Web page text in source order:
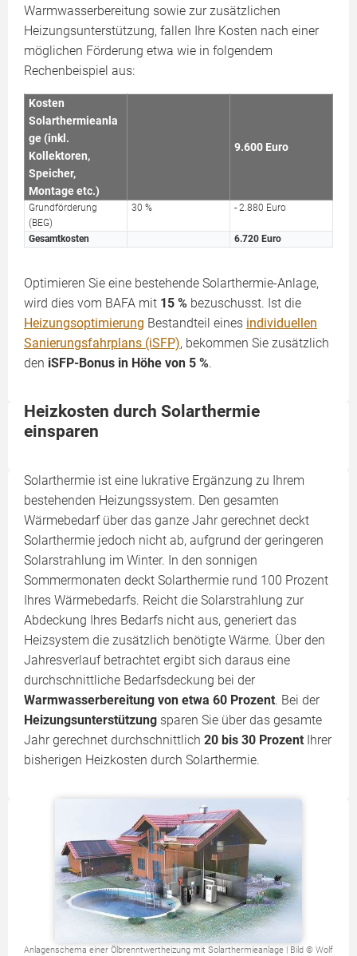
Warmwasserbereitung sowie zur zusätzlichen
Heizungsunterstützung, fallen Ihre Kosten nach einer
möglichen Förderung etwa wie in folgendem
Rechenbeispiel aus:
Kosten
Solarthermieanla
ge (inkl.
Kollektoren,
Speicher,
Montage etc.)
9.600 Euro
Grundförderung
(BEG)
30 % - 2.880 Euro
Gesamtkosten 6.720 Euro
Optimieren Sie eine bestehende Solarthermie-Anlage,
wird dies vom BAFA mit 15 % bezuschusst. Ist die
Heizungsoptimierung Bestandteil eines individuellen
Sanierungsfahrplans (iSFP), bekommen Sie zusätzlich
den iSFP-Bonus in Höhe von 5 %.
Heizkosten durch Solarthermie
einsparen
Solarthermie ist eine lukrative Ergänzung zu Ihrem
bestehenden Heizungssystem. Den gesamten
Wärmebedarf über das ganze Jahr gerechnet deckt
Solarthermie jedoch nicht ab, aufgrund der geringeren
Solarstrahlung im Winter. In den sonnigen
Sommermonaten deckt Solarthermie rund 100 Prozent
Ihres Wärmebedarfs. Reicht die Solarstrahlung zur
Abdeckung Ihres Bedarfs nicht aus, generiert das
Heizsystem die zusätzlich benötigte Wärme. Über den
Jahresverlauf betrachtet ergibt sich daraus eine
durchschnittliche Bedarfsdeckung bei der
Warmwasserbereitung von etwa 60 Prozent. Bei der
Heizungsunterstützung sparen Sie über das gesamte
Jahr gerechnet durchschnittlich 20 bis 30 Prozent Ihrer
bisherigen Heizkosten durch Solarthermie.
Anlagenschema einer Ölbrenntwertheizung mit Solarthermieanlage | Bild © Wolf